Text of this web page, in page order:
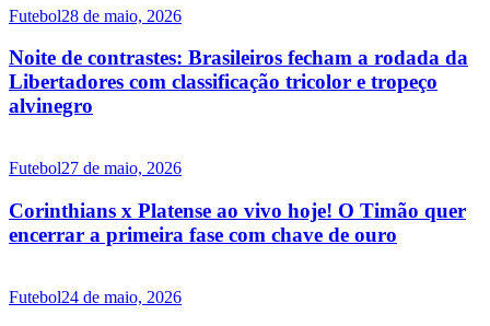
Futebol28 de maio, 2026
Noite de contrastes: Brasileiros fecham a rodada da
Libertadores com classificação tricolor e tropeço
alvinegro
Futebol27 de maio, 2026
Corinthians x Platense ao vivo hoje! O Timão quer
encerrar a primeira fase com chave de ouro
Futebol24 de maio, 2026